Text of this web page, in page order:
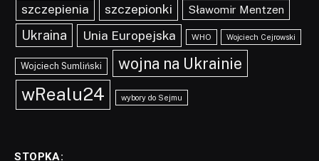
szczepienia szczepionki Sławomir Mentzen
Ukraina Unia Europejska WHO Wojciech Cejrowski
Wojciech Sumliński wojna na Ukrainie
wRealu24 wybory do Sejmu
STOPKA: